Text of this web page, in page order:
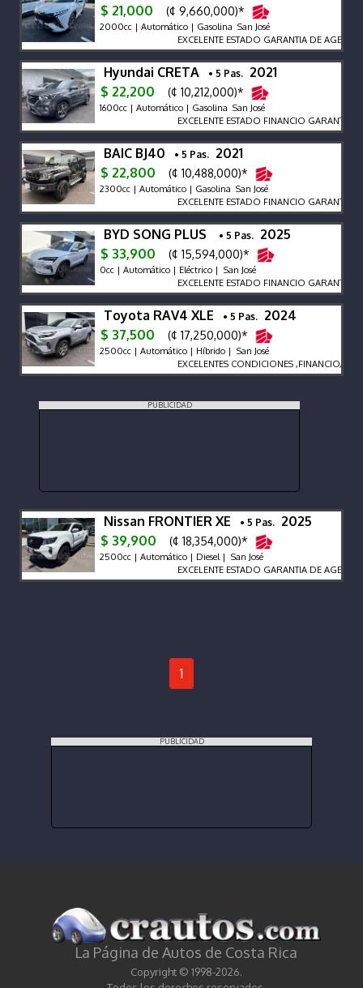
$ 21,000
(¢ 9,660,000)*
2000cc | Automático | Gasolina San José
EXCELENTE ESTADO GARANTIA DE
Hyundai CRETA • 5 Pas. 2021
$ 22,200
(¢ 10,212,000)*
1600cc | Automático | Gasolina San José
EXCELENTE ESTADO FINANCIO GARANTIA
BAIC BJ40 • 5 Pas. 2021
$ 22,800
(¢ 10,488,000)*
2300cc | Automático | Gasolina San José
EXCELENTE ESTADO FINANCIO GARANTIA
BYD SONG PLUS • 5 Pas. 2025
$ 33,900
(¢ 15,594,000)*
0cc | Automático | Eléctrico | San José
EXCELENTE ESTADO FINANCIO GARANTIA
Toyota RAV4 XLE • 5 Pas. 2024
$ 37,500
(¢ 17,250,000)*
2500cc | Automático | Híbrido | San José
EXCELENTES CONDICIONES ,FINANCIO,
PUBLICIDAD
Nissan FRONTIER XE • 5 Pas. 2025
$ 39,900
(¢ 18,354,000)*
2500cc | Automático | Diesel | San José
EXCELENTE ESTADO GARANTIA DE
1
PUBLICIDAD
La Página de Autos de Costa Rica
Copyright © 1998-2026.